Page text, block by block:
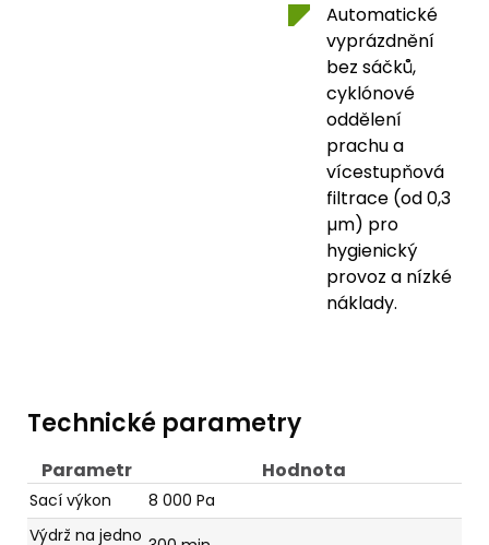
Automatické
vyprázdnění
bez sáčků,
cyklónové
oddělení
prachu a
vícestupňová
filtrace (od 0,3
µm) pro
hygienický
provoz a nízké
náklady.
Technické parametry
Parametr Hodnota
Sací výkon
8 000 Pa
Výdrž na jedno